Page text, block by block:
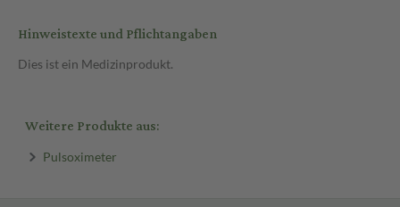
Hinweistexte und Pflichtangaben
Dies ist ein Medizinprodukt.
Weitere Produkte aus:
Pulsoximeter